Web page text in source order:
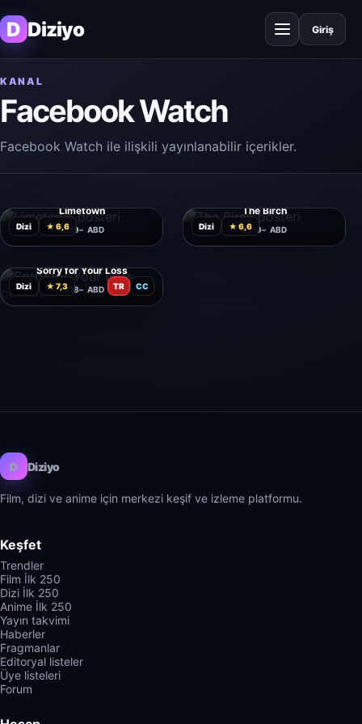
D Diziyo Giriş
KANAL
Facebook Watch
Facebook Watch ile ilişkili yayınlanabilir içerikler.
Dizi ★ 6,6
Limetown
2019 ABD Dizi ★ 6,6
The Birch
2019 ABD
Dizi ★ 7,3 TR CC
Sorry for Your Loss
2018 ABD
D Diziyo
Film, dizi ve anime için merkezi keşif ve izleme platformu.
Keşfet
Trendler
Film İlk 250
Dizi İlk 250
Anime İlk 250
Yayın takvimi
Haberler
Fragmanlar
Editoryal listeler
Üye listeleri
Forum